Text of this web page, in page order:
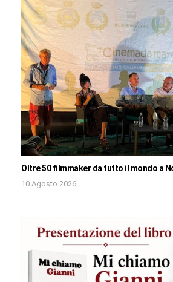
Oltre 50 filmmaker da tutto il mondo a
10 Agosto 2026